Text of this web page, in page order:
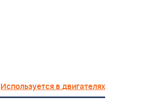
Используется в двигателях